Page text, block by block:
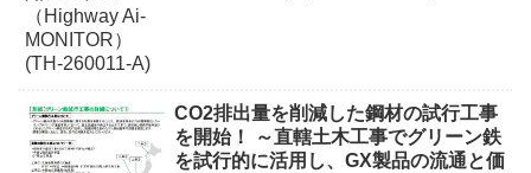
CO2排出量を削減した鋼材の試行工事
を開始！ ～直轄土木工事でグリーン鉄
を試行的に活用し、GX製品の流通と価